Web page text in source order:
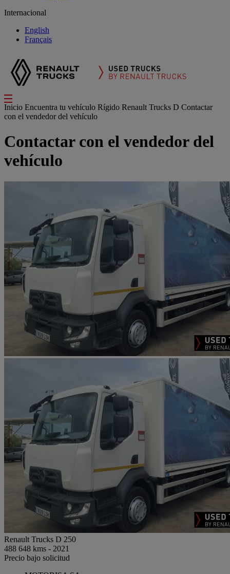
Internacional
English
Français
Inicio Encuentra tu vehículo Rígido Renault Trucks D Contactar
con el vendedor del vehículo
Contactar con el vendedor del
vehículo
Renault Trucks D 250
488 648 kms - 2021
Precio bajo solicitud